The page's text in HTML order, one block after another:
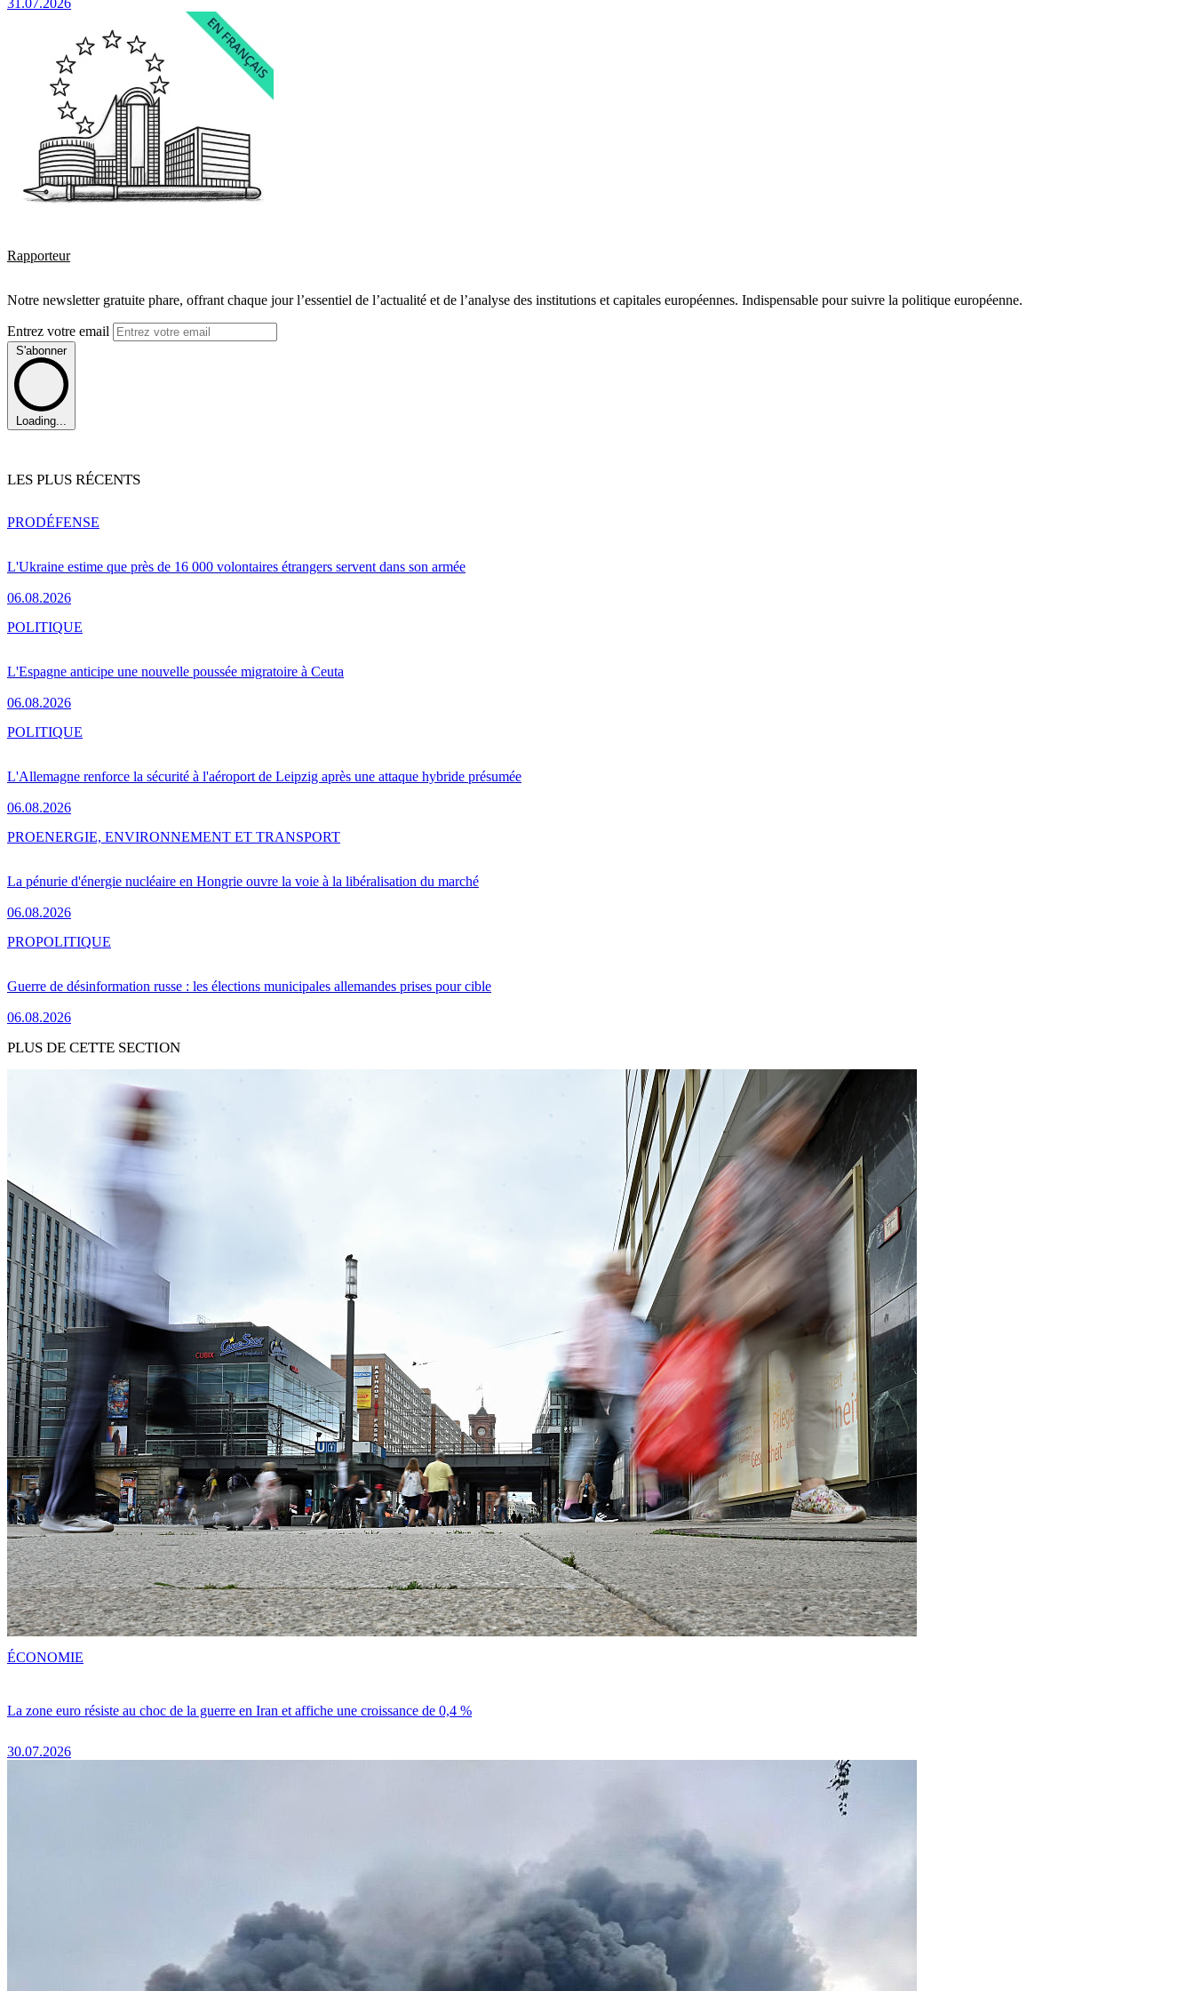
Rapporteur
Notre newsletter gratuite phare, offrant chaque jour l’essentiel de l’actualité et de l’analyse des institutions et capitales européennes. Indispensable pour suivre la politique européenne.
Entrez votre email
S'abonner
Loading...
LES PLUS RÉCENTS
L'Ukraine estime que près de 16 000 volontaires étrangers servent dans son armée
06.08.2026
PRODÉFENSE
L'Espagne anticipe une nouvelle poussée migratoire à Ceuta
06.08.2026
POLITIQUE
L'Allemagne renforce la sécurité à l'aéroport de Leipzig après une attaque hybride présumée
06.08.2026
POLITIQUE
La pénurie d'énergie nucléaire en Hongrie ouvre la voie à la libéralisation du marché
06.08.2026
PROENERGIE, ENVIRONNEMENT ET TRANSPORT
Guerre de désinformation russe : les élections municipales allemandes prises pour cible
06.08.2026
PROPOLITIQUE
PLUS DE CETTE SECTION
La zone euro résiste au choc de la guerre en Iran et affiche une croissance de 0,4 %
30.07.2026
ÉCONOMIE